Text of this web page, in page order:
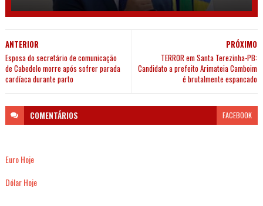
PRÓXIMO
TERROR em Santa Terezinha-PB:
Candidato a prefeito Arimateia Camboim
é brutalmente espancado
ANTERIOR
Esposa do secretário de comunicação
de Cabedelo morre após sofrer parada
cardíaca durante parto
COMENTÁRIOS FACEBOOK
Euro Hoje
Dólar Hoje